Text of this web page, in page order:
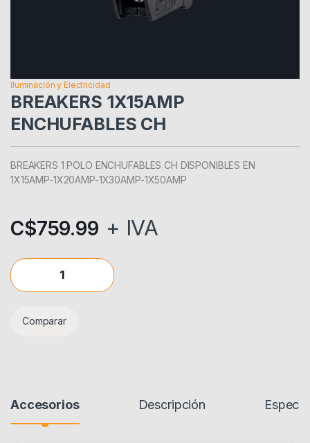
Iluminación y Electricidad
BREAKERS 1X15AMP
ENCHUFABLES CH
BREAKERS 1 POLO ENCHUFABLES CH DISPONIBLES EN
1X15AMP-1X20AMP-1X30AMP-1X50AMP
C$759.99 + IVA
BREAKERS 1X15AMP ENCHUFABLES CH quantity
Comparar
Accesorios Descripción